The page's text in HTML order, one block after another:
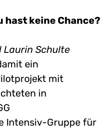
hast keine Chance?
Laurin Schulte
ein
mit
in
Intensiv-Gruppe für